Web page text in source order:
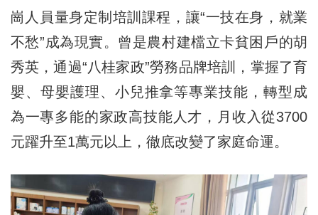
崗人員量身定制培訓課程，讓“一技在身，就業
不愁”成為現實。曾是農村建檔立卡貧困戶的胡
秀英，通過“八桂家政”勞務品牌培訓，掌握了育
嬰、母嬰護理、小兒推拿等專業技能，轉型成
為一專多能的家政高技能人才，月收入從3700
元躍升至1萬元以上，徹底改變了家庭命運。